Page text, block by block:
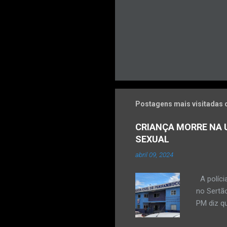
Postagens mais visitadas
CRIANÇA MORRE NA
SEXUAL
abril 09, 2024
A
no
PM diz